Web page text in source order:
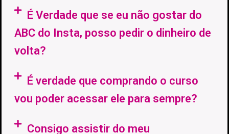
É Verdade que se eu não gostar do
ABC do Insta, posso pedir o dinheiro de
volta?
É verdade que comprando o curso
vou poder acessar ele para sempre?
Consigo assistir do meu